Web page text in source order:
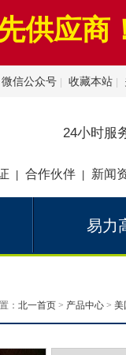
供应商
微信公众号 收藏本站
24小时服
合作伙伴 新闻
易力
： 北一首页 > 产品中心 > 美